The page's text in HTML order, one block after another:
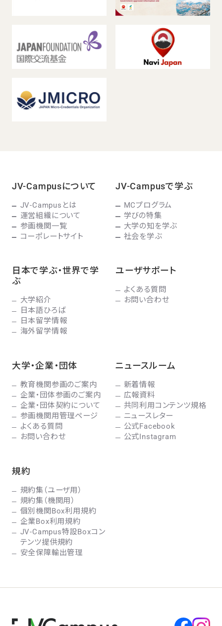
JV-Campusについて
JV-Campusとは
運営組織について
参画機関一覧
コーポレートサイト
JV-Campusで学ぶ
MCプログラム
学びの特集
大学の知を学ぶ
社会を学ぶ
日本で学ぶ・世界で学
ぶ
大学紹介
日本語ひろば
日本留学情報
海外留学情報
ユーザサポート
よくある質問
お問い合わせ
大学・企業・団体
教育機関参画のご案内
企業・団体参画のご案内
企業・団体契約について
参画機関用管理ページ
よくある質問
お問い合わせ
ニュースルーム
新着情報
広報資料
共同利用コンテンツ規格
ニュースレター
公式Facebook
公式Instagram
規約
規約集（ユーザ用）
規約集（機関用）
個別機関Box利用規約
企業Box利用規約
JV-Campus特設Boxコン
テンツ提供規約
安全保障輸出管理